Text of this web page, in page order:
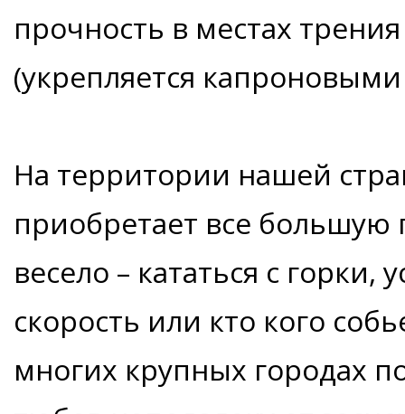
прочность в местах
(укрепляется
На территории нашей
приобретает все большую
весело – кататься с горки,
скорость или кто кого
многих крупных городах